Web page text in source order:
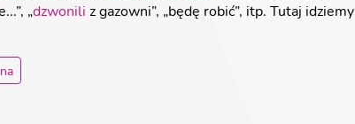
„ dzwonili z gazowni”, „będę robić”, itp. Tutaj idziemy